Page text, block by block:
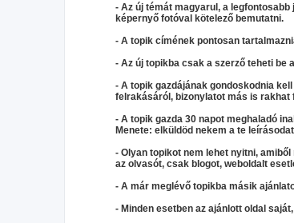
- Az új témát magyarul, a
képernyő fotóval kötelező bemutatni.
- A topik címének pontosan
- Az új topikba csak a szerző teheti be
- A topik gazdájának gondoskodnia
felrakásáról, bizonylatot más is
- A topik gazda 30 napot meghaladó
Menete: elküldöd nekem a te
- Olyan topikot nem lehet nyitni,
az olvasót, csak blogot, weboldalt
- A már meglévő topikba másik
- Minden esetben az ajánlott oldal